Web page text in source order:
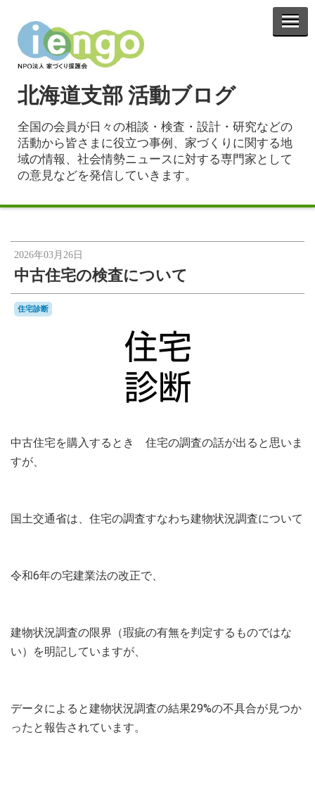
北海道支部 活動ブログ
全国の会員が日々の相談・検査・設計・研究などの
活動から皆さまに役立つ事例、家づくりに関する地
域の情報、社会情勢ニュースに対する専門家として
の意見などを発信していきます。
2026年03月26日
中古住宅の検査について
住宅診断
中古住宅を購入するとき 住宅の調査の話が出ると思いま
すが、
国土交通省は、住宅の調査すなわち建物状況調査について
令和6年の宅建業法の改正で、
建物状況調査の限界（瑕疵の有無を判定するものではな
い）を明記していますが、
データによると建物状況調査の結果29%の不具合が見つか
ったと報告されています。